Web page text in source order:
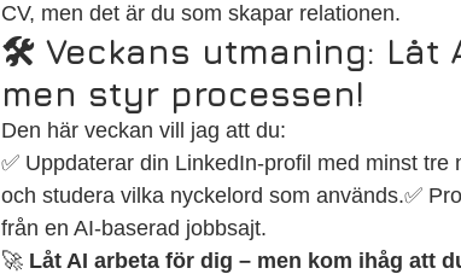
CV, men det är du som skapar relationen.
🛠️ Veckans utmaning: Låt
men styr processen!
Den här veckan vill jag att du:
✅ Uppdaterar din LinkedIn-profil med minst
och studera vilka nyckelord som används.✅
från en AI-baserad jobbsajt.
🚀 Låt AI arbeta för dig – men kom ihåg att